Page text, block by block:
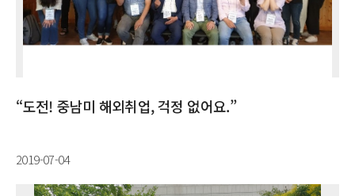
“도전! 중남미 해외취업, 걱정 없어요.”
2019-07-04